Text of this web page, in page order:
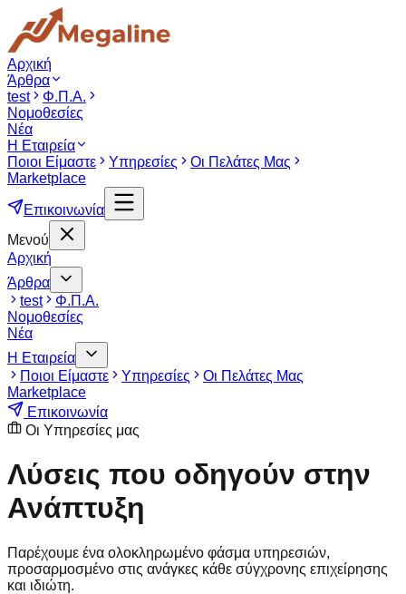
Αρχική
Άρθρα
test
Φ.Π.Α.
Νομοθεσίες
Νέα
Η Εταιρεία
Ποιοι Είμαστε
Υπηρεσίες
Οι Πελάτες Μας
Marketplace
Επικοινωνία
Μενού
Αρχική
Άρθρα
test
Φ.Π.Α.
Νομοθεσίες
Νέα
Η Εταιρεία
Ποιοι Είμαστε
Υπηρεσίες
Οι Πελάτες Μας
Marketplace
Επικοινωνία
Οι Υπηρεσίες μας
Λύσεις που οδηγούν στην
Ανάπτυξη
Παρέχουμε ένα ολοκληρωμένο φάσμα υπηρεσιών,
προσαρμοσμένο στις ανάγκες κάθε σύγχρονης επιχείρησης
και ιδιώτη.